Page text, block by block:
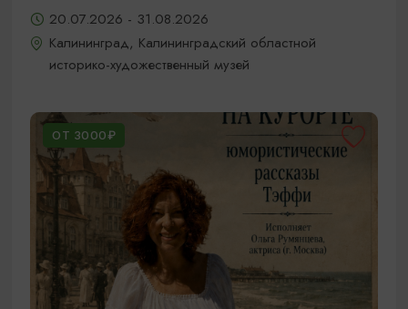
20.07.2026 - 31.08.2026
Калининград, Калининградский областной
историко-художественный музей
ОТ 3000₽